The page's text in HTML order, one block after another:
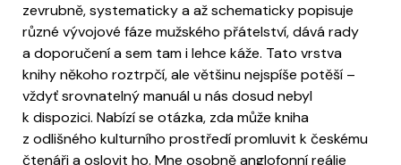
zevrubně, systematicky a až schematicky popisuje
různé vývojové fáze mužského přátelství, dává rady
a doporučení a sem tam i lehce káže. Tato vrstva
knihy někoho roztrpčí, ale většinu nejspíše potěší –
vždyť srovnatelný manuál u nás dosud nebyl
k dispozici. Nabízí se otázka, zda může kniha
z odlišného kulturního prostředí promluvit k českému
čtenáři a oslovit ho. Mne osobně anglofonní reálie